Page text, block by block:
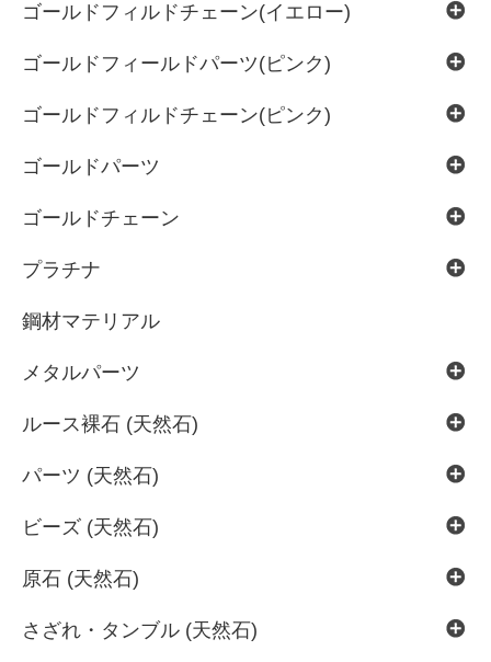
ゴールドフィルドチェーン(イエロー)
ゴールドフィールドパーツ(ピンク)
ゴールドフィルドチェーン(ピンク)
ゴールドパーツ
ゴールドチェーン
プラチナ
鋼材マテリアル
メタルパーツ
ルース裸石 (天然石)
パーツ (天然石)
ビーズ (天然石)
原石 (天然石)
さざれ・タンブル (天然石)